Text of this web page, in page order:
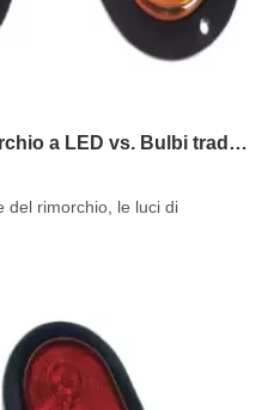
Luci di marcatore del rimorchio a LED vs. Bulbi tradizionali: che è meglio per il tuo trailer?
del rimorchio, le luci di